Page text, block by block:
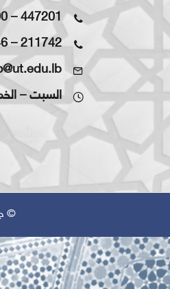
–447201
–211742
السبت – الخميس :
©